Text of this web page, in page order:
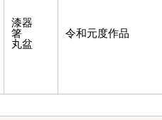
漆器
箸
丸盆
令和元度作品